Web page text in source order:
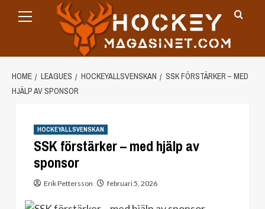
Menu
HOME LEAGUES HOCKEYALLSVENSKAN
SSK FÖRSTÄRKER – MED
HJÄLP AV SPONSOR
HOCKEYALLSVENSKAN
SSK förstärker – med hjälp av
sponsor
Erik Pettersson februari 5, 2026